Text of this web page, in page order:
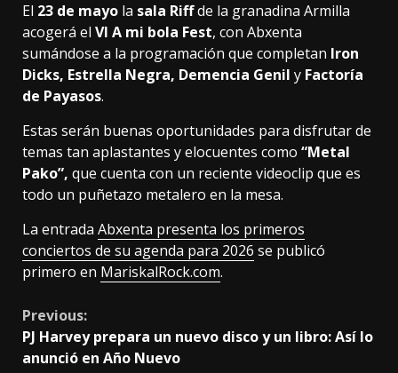
El 23 de mayo la sala Riffde la granadina Armilla
acogerá el VI A mi bola Fest, con Abxenta
sumándose a la programación que completan Iron
Dicks, Estrella Negra, Demencia Genil y Factoría
de Payasos.
Estas serán buenas oportunidades para disfrutar de
temas tan aplastantes y elocuentes como “Metal
Pako”, que cuenta con un reciente videoclip que es
todo un puñetazo metalero en la mesa.
La entrada Abxenta presenta los primeros
conciertos de su agenda para 2026 se publicó
primero en MariskalRock.com.
Continue
Reading
Previous:
PJ Harvey prepara un nuevo disco y un libro: Así lo
anunció en Año Nuevo